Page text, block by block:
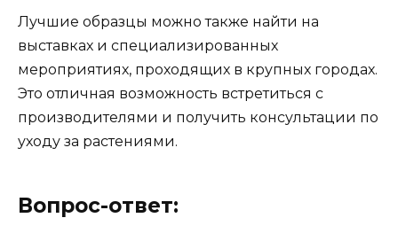
Лучшие образцы можно также найти на
выставках и специализированных
мероприятиях, проходящих в крупных городах.
Это отличная возможность встретиться с
производителями и получить консультации по
уходу за растениями.
Вопрос-ответ: